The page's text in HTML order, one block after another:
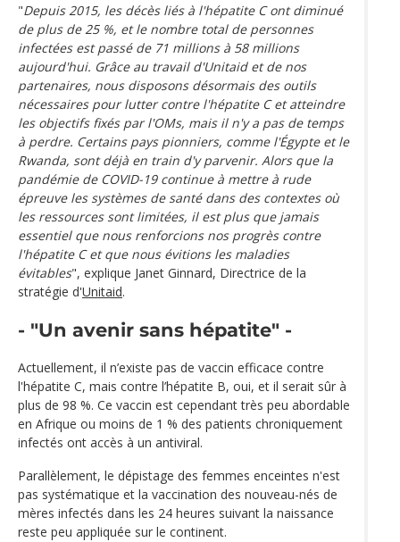
"Depuis 2015, les décès liés à l'hépatite C ont diminué
de plus de 25 %, et le nombre total de personnes
infectées est passé de 71 millions à 58 millions
aujourd'hui. Grâce au travail d'Unitaid et de nos
partenaires, nous disposons désormais des outils
nécessaires pour lutter contre l'hépatite C et atteindre
les objectifs fixés par l'OMs, mais il n'y a pas de temps
à perdre. Certains pays pionniers, comme l'Égypte et le
Rwanda, sont déjà en train d'y parvenir. Alors que la
pandémie de COVID-19 continue à mettre à rude
épreuve les systèmes de santé dans des contextes où
les ressources sont limitées, il est plus que jamais
essentiel que nous renforcions nos progrès contre
l'hépatite C et que nous évitions les maladies
évitables", explique Janet Ginnard, Directrice de la
stratégie d'Unitaid.
- "Un avenir sans hépatite" -
Actuellement, il n’existe pas de vaccin efficace contre
l'hépatite C, mais contre l’hépatite B, oui, et il serait sûr à
plus de 98 %. Ce vaccin est cependant très peu abordable
en Afrique ou moins de 1 % des patients chroniquement
infectés ont accès à un antiviral.
Parallèlement, le dépistage des femmes enceintes n'est
pas systématique et la vaccination des nouveau-nés de
mères infectés dans les 24 heures suivant la naissance
reste peu appliquée sur le continent.